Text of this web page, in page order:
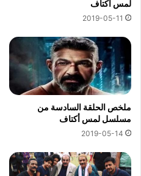
لمس أكتاف
2019-05-11
ملخص الحلقة السادسة من
مسلسل لمس أكتاف
2019-05-14